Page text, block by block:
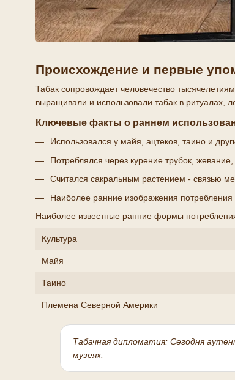
Происхождение и первые
Табак сопровождает человечество
выращивали и использовали табак в ритуалах,
Ключевые факты о раннем
Использовался у майя, ацтеков, таино и
Потреблялся через курение трубок,
Считался сакральным растением - связью
Наиболее ранние изображения потребления
Наиболее известные ранние формы
Культура
Майя
Таино
Племена Северной Америки
Табачная дипломатия: Сегодня
музеях.